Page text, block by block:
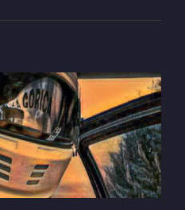
takmičara